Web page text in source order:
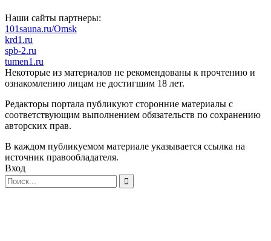
Наши сайты партнеры:
101sauna.ru/Omsk
krd1.ru
spb-2.ru
tumen1.ru
Некоторые из материалов не рекомендованы к прочтению и
ознакомлению лицам не достигшим 18 лет.
Редакторы портала публикуют сторонние материалы с
соответствующим выполнением обязательств по сохранению
авторских прав.
В каждом публикуемом материале указывается ссылка на
источник правообладателя.
Вход